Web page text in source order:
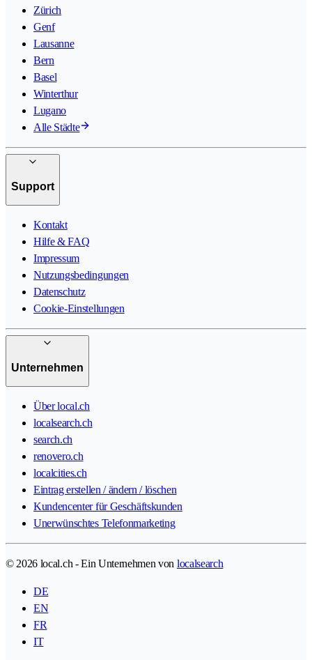
Zürich
Genf
Lausanne
Bern
Basel
Winterthur
Lugano
Alle Städte
Support
Kontakt
Hilfe & FAQ
Impressum
Nutzungsbedingungen
Datenschutz
Cookie-Einstellungen
Unternehmen
Über local.ch
localsearch.ch
search.ch
renovero.ch
localcities.ch
Eintrag erstellen / ändern / löschen
Kundencenter für Geschäftskunden
Unerwünschtes Telefonmarketing
© 2026 local.ch - Ein Unternehmen von localsearch
DE
EN
FR
IT